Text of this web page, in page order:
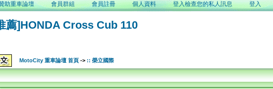
助重車論壇 會員群組 會員註冊 個人資料 登入檢查您的私人訊息 登入
薦]HONDA Cross Cub 110
MotoCity 重車論壇 首頁 -> :: 榮立國際